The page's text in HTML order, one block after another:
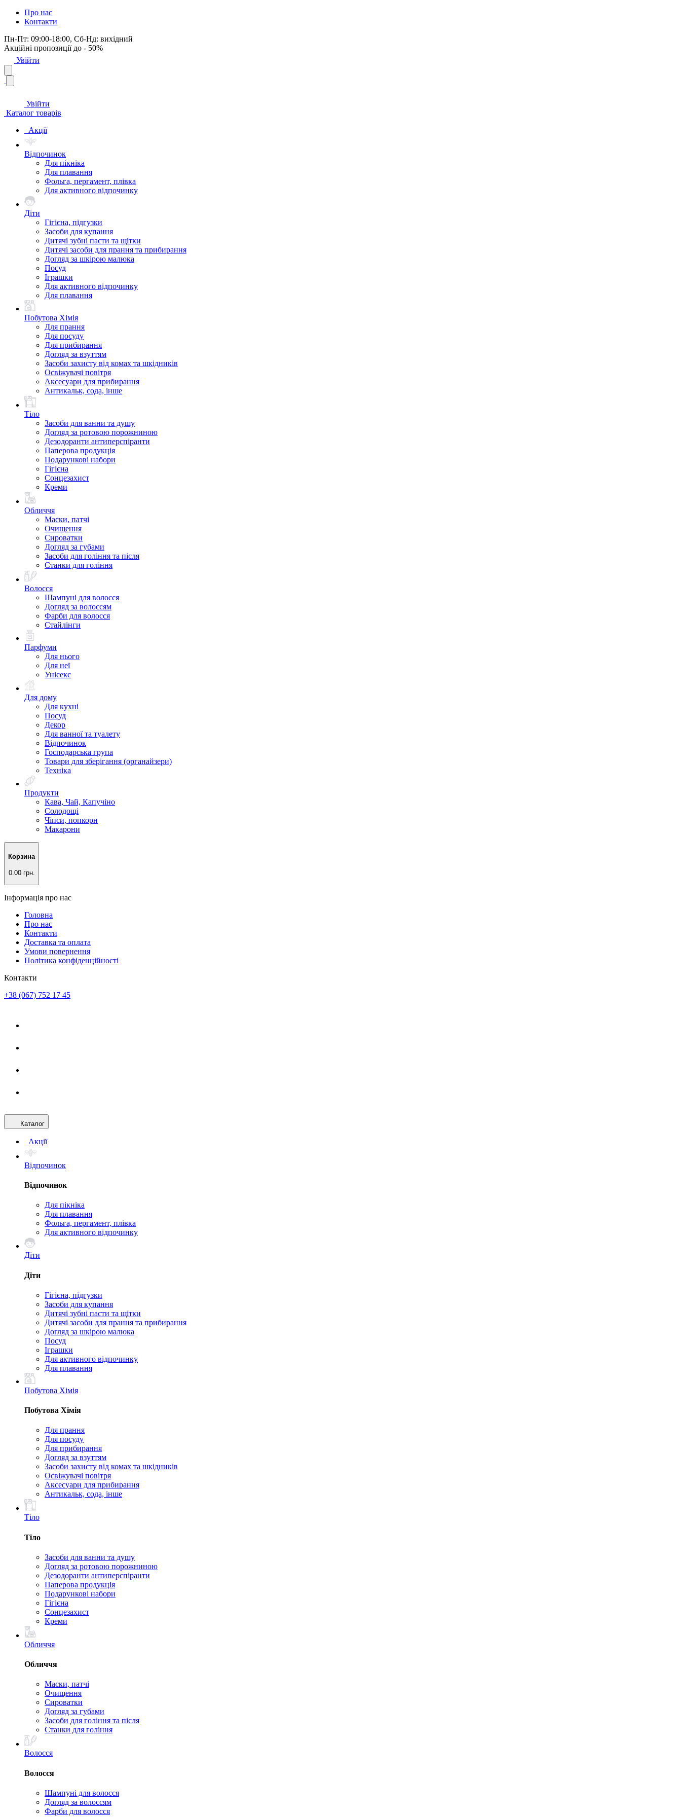
Про нас
Контакти
Пн-Пт: 09:00-18:00, Сб-Нд: вихідний
Акційні пропозиції до - 50%
Увійти
Увійти
Каталог товарів
Акції
Відпочинок
Для пікніка
Для плавання
Фольга, пергамент, плівка
Для активного відпочинку
Діти
Гігієна, підгузки
Засоби для купання
Дитячі зубні пасти та щітки
Дитячі засоби для прання та прибирання
Догляд за шкірою малюка
Посуд
Іграшки
Для активного відпочинку
Для плавання
Побутова Хімія
Для прання
Для посуду
Для прибирання
Догляд за взуттям
Засоби захисту від комах та шкідників
Освіжувачі повітря
Аксесуари для прибирання
Антикальк, сода, інше
Тіло
Засоби для ванни та душу
Догляд за ротовою порожниною
Дезодоранти антиперспіранти
Паперова продукція
Подарункові набори
Гігієна
Сонцезахист
Креми
Обличчя
Маски, патчі
Очищення
Сироватки
Догляд за губами
Засоби для гоління та після
Станки для гоління
Волосся
Шампуні для волосся
Догляд за волоссям
Фарби для волосся
Стайлінги
Парфуми
Для нього
Для неї
Унісекс
Для дому
Для кухні
Посуд
Декор
Для ванної та туалету
Відпочинок
Господарська група
Товари для зберігання (органайзери)
Техніка
Продукти
Кава, Чай, Капучіно
Солодощі
Чіпси, попкорн
Макарони
Корзина
0.00 грн.
Інформація про нас
Головна
Про нас
Контакти
Доставка та оплата
Умови повернення
Політика конфіденційності
Контакти
+38 (067) 752 17 45
Каталог
Акції
Відпочинок
Відпочинок
Для пікніка
Для плавання
Фольга, пергамент, плівка
Для активного відпочинку
Діти
Діти
Гігієна, підгузки
Засоби для купання
Дитячі зубні пасти та щітки
Дитячі засоби для прання та прибирання
Догляд за шкірою малюка
Посуд
Іграшки
Для активного відпочинку
Для плавання
Побутова Хімія
Побутова Хімія
Для прання
Для посуду
Для прибирання
Догляд за взуттям
Засоби захисту від комах та шкідників
Освіжувачі повітря
Аксесуари для прибирання
Антикальк, сода, інше
Тіло
Тіло
Засоби для ванни та душу
Догляд за ротовою порожниною
Дезодоранти антиперспіранти
Паперова продукція
Подарункові набори
Гігієна
Сонцезахист
Креми
Обличчя
Обличчя
Маски, патчі
Очищення
Сироватки
Догляд за губами
Засоби для гоління та після
Станки для гоління
Волосся
Волосся
Шампуні для волосся
Догляд за волоссям
Фарби для волосся